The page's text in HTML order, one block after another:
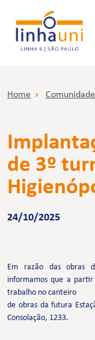
Home Comunidade
de 3º
24/10/2025
Em razão das obras
informamos que a
trabalho no canteiro
de obras da futura
Consolação, 1233.